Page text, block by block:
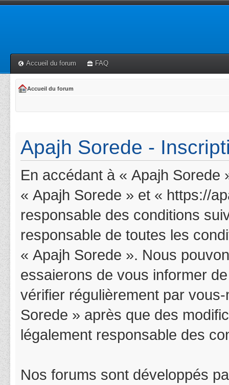
Accueil du forum FAQ
Accueil du forum
Apajh Sorede -
En accédant à « Apajh
« Apajh Sorede » et « https://
responsable des conditions
responsable de toutes les
« Apajh Sorede ». Nous
essaierons de vous informer
vérifier régulièrement par
Sorede » après que des
légalement responsable des
Nos forums sont développés